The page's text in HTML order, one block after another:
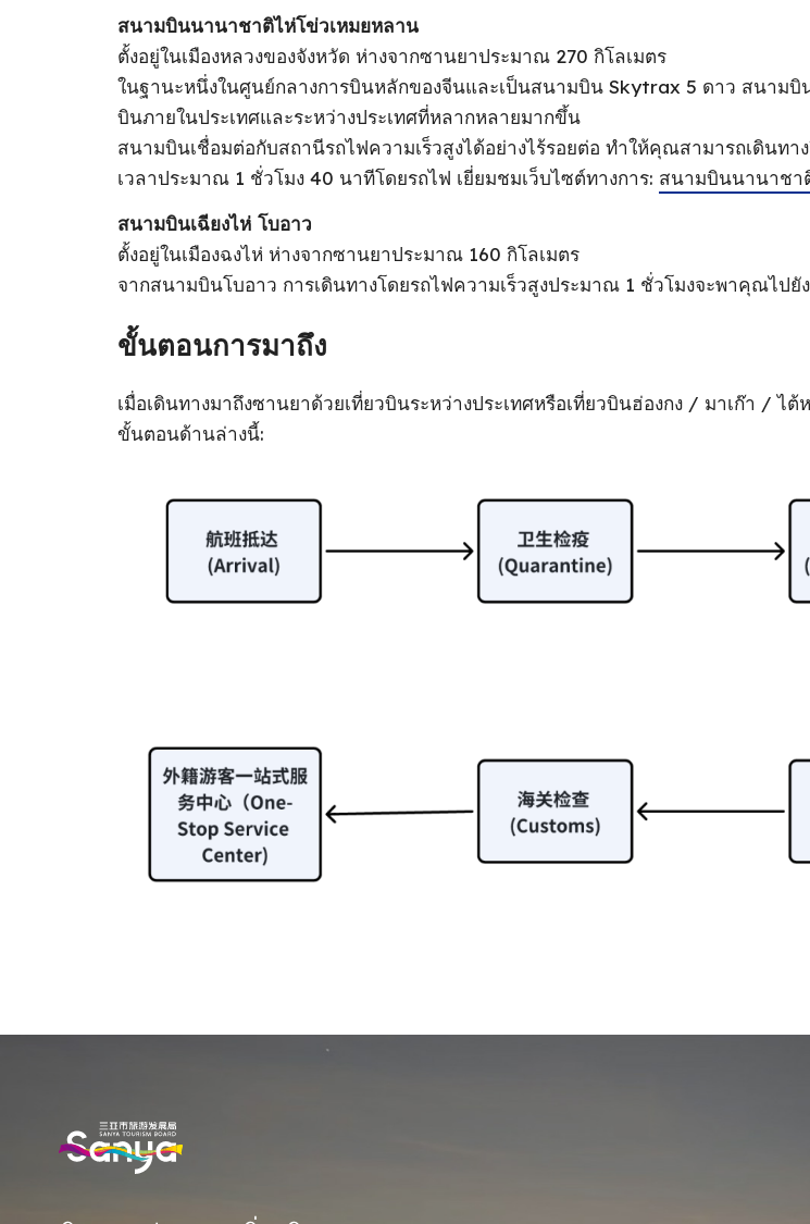
สนามบินนานาชาติไห่โข่วเหมยหลาน
ตั้งอยู่ในเมืองหลวงของจังหวัด ห่างจากซานยาประมาณ 270 กิโลเมตร
ในฐานะหนึ่งในศูนย์กลางการบินหลักของจีนและเป็นสนามบิน Skytrax 5 ดาว สนามบิ
บินภายในประเทศและระหว่างประเทศที่หลากหลายมากขึ้น
สนามบินเชื่อมต่อกับสถานีรถไฟความเร็วสูงได้อย่างไร้รอยต่อ ทําให้คุณสามารถเดินทา
เวลาประมาณ 1 ชั่วโมง 40 นาทีโดยรถไฟ เยี่ยมชมเว็บไซต์ทางการ: สนามบินนานาชา
สนามบินเฉียงไห่ โบอาว
ตั้งอยู่ในเมืองฉงไห่ ห่างจากซานยาประมาณ 160 กิโลเมตร
จากสนามบินโบอาว การเดินทางโดยรถไฟความเร็วสูงประมาณ 1 ชั่วโมงจะพาคุณไปยั
ขั้นตอนการมาถึง
เมื่อเดินทางมาถึงซานยาด้วยเที่ยวบินระหว่างประเทศหรือเที่ยวบินฮ่องกง / มาเก๊า / ไ
ขั้นตอนด้านล่างนี้: